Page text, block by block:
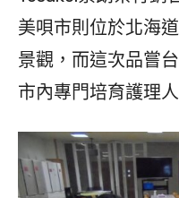
美唄市則位於北海
景觀，而這次品嘗
市內專門培育護理